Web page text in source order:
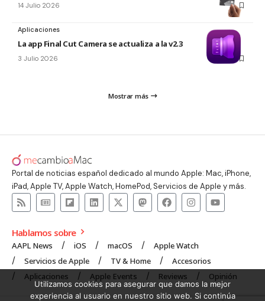
14 Julio 2026
Aplicaciones
La app Final Cut Camera se actualiza a la v2.3
3 Julio 2026
Mostrar más
Portal de noticias español dedicado al mundo Apple: Mac, iPhone,
iPad, Apple TV, Apple Watch, HomePod, Servicios de Apple y más.
Hablamos sobre
AAPL News iOS macOS
Apple Watch
Servicios de Apple
TV & Home
Accesorios
Aplicaciones
Apple Events Reviews Opinión
Utilizamos cookies para asegurar que damos la mejor
experiencia al usuario en nuestro sitio web. Si continúa